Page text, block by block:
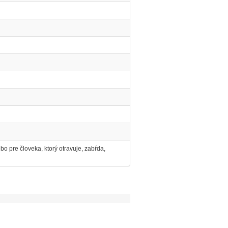
pre človeka, ktorý otravuje, zabŕda,